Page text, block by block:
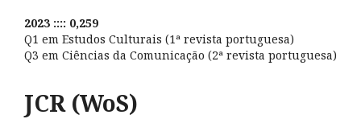
2023 :::: 0,259
Q1 em Estudos Culturais (1ª revista portuguesa)
Q3 em Ciências da Comunicação (2ª revista portuguesa)
JCR (WoS)